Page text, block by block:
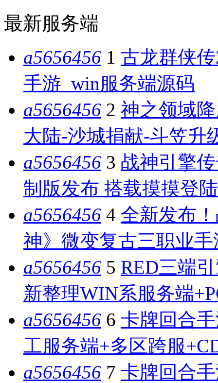
最新服务端
a5656456 1 古龙群侠
手游_win服务端源码
a5656456 2 神之领域
大陆-沙城捐献-斗笠升
a5656456 3 战神引擎
制版发布 搭载摸摸登
a5656456 4 全新发布
神》微变复古三职业
a5656456 5 RED三端
新整理WIN系服务端
a5656456 6 卡牌回合
工服务端+多区跨服
a5656456 7 卡牌回合